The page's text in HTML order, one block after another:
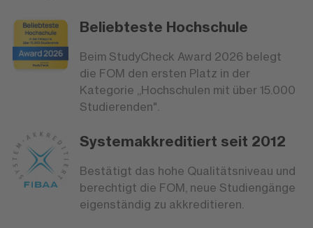
Beliebteste Hochschule
Beim StudyCheck Award 2026 belegt
die FOM den ersten Platz in der
Kategorie „Hochschulen mit über 15.000
Studierenden".
Systemakkreditiert seit 2012
Bestätigt das hohe Qualitätsniveau und
berechtigt die FOM, neue Studiengänge
eigenständig zu akkreditieren.